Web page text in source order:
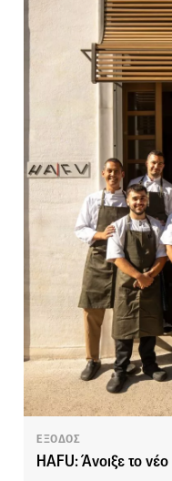
ΕΞΟΔΟΣ
HAFU: Άνοιξε το